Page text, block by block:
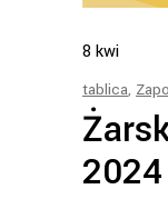
8 kwi
tablica,
2024